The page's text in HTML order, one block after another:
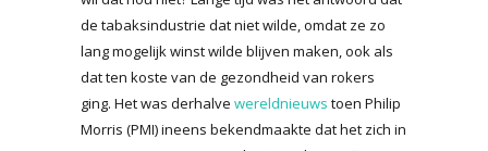
de tabaksindustrie dat niet wilde, omdat ze zo
lang mogelijk winst wilde blijven maken, ook als
dat ten koste van de gezondheid van rokers
ging. Het was derhalve wereldnieuws toen Philip
Morris (PMI) ineens bekendmaakte dat het zich in